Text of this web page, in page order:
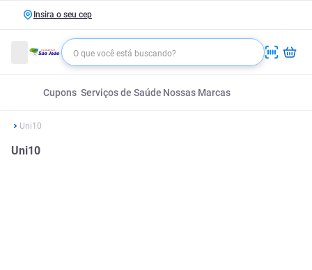
Insira o seu cep
Cupons Serviços de Saúde Nossas Marcas
Uni10
Uni10